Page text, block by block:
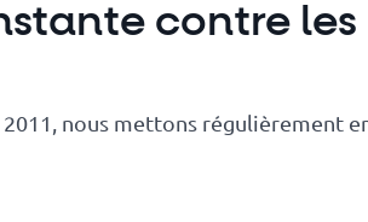
contre
nous mettons régulièrement